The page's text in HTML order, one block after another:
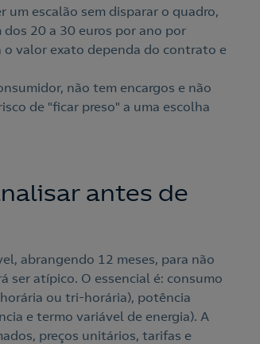
um escalão sem disparar o quadro,
dos 20 a 30 euros por ano por
o valor exato dependa do contrato e
não tem encargos e não
de "ficar preso" a uma escolha
antes de
abrangendo 12 meses, para não
ser atípico. O essencial é: consumo
ou tri-horária), potência
e termo variável de energia). A
preços unitários, tarifas e